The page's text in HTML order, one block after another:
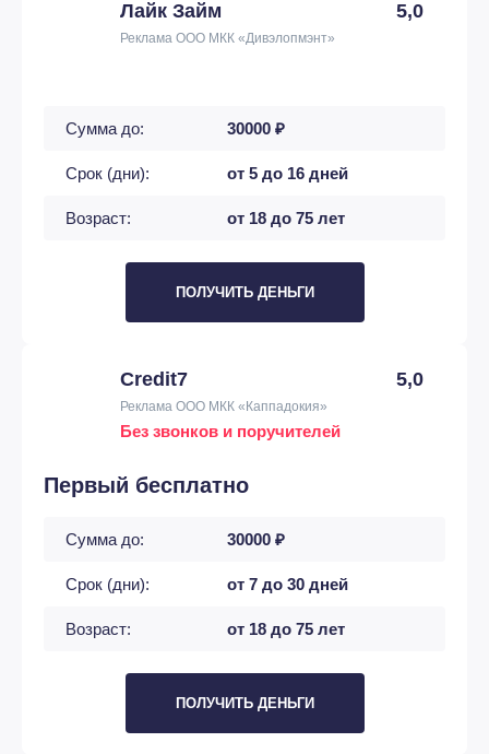
Лайк Займ 5,0
Реклама ООО МКК «Дивэлопмэнт»
Сумма до: 30000 ₽
Срок (дни): от 5 до 16 дней
Возраст: от 18 до 75 лет
ПОЛУЧИТЬ ДЕНЬГИ
Credit7 5,0
Реклама ООО МКК «Каппадокия»
Без звонков и поручителей
Первый бесплатно
Сумма до: 30000 ₽
Срок (дни): от 7 до 30 дней
Возраст: от 18 до 75 лет
ПОЛУЧИТЬ ДЕНЬГИ